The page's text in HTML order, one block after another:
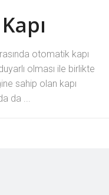
otomatik kapı
olması ile birlikte
sahip olan kapı
da ...